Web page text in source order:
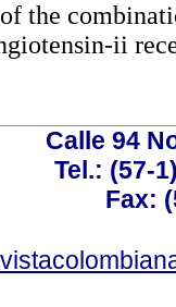
the
ii
Calle 94
Tel.: (57-
Fax: